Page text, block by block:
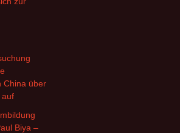
China über
auf
Biya –